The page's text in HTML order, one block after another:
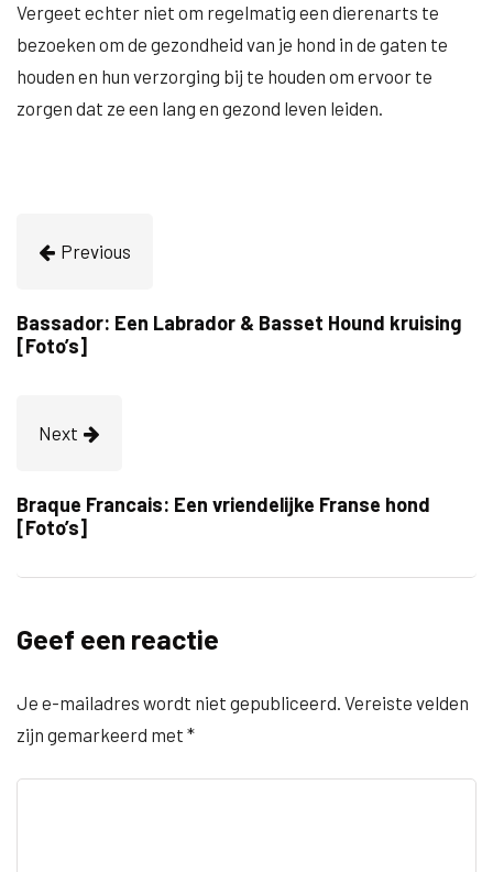
Vergeet echter niet om regelmatig een dierenarts te
bezoeken om de gezondheid van je hond in de gaten te
houden en hun verzorging bij te houden om ervoor te
zorgen dat ze een lang en gezond leven leiden.
Previous
Bassador: Een Labrador & Basset Hound kruising
[Foto’s]
Next
Braque Francais: Een vriendelijke Franse hond
[Foto’s]
Geef een reactie
Je e-mailadres wordt niet gepubliceerd. Vereiste velden
zijn gemarkeerd met *